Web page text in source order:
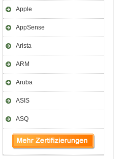
Apple
AppSense
Arista
ARM
Aruba
ASIS
ASQ